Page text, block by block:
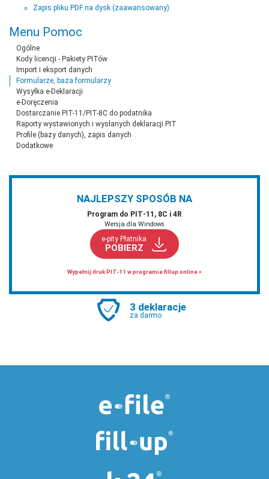
Menu Pomoc
Ogólne
Kody licencji - Pakiety PITów
Import i eksport danych
Formularze, baza formularzy
Wysyłka e-Deklaracji
e-Doręczenia
Dostarczanie PIT-11/PIT-8C do podatnika
Raporty wystawionych i wysłanych deklaracji PIT
Profile (bazy danych), zapis danych
Dodatkowe
NAJLEPSZY SPOSÓB NA
Program do PIT‑11, 8C i 4R
Wersja dla Windows
e-pity Płatnika
POBIERZ
Wypełnij druk PIT-11 w programie fillup online »
3 deklaracje
za darmo
Zapis pliku PDF na dysk (zaawansowany)